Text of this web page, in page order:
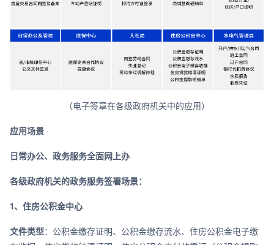
（电子签章在各级政府机关中的应用）
应用场景
日常办公、政务服务全面网上办
各级政府机关的政务服务签署场景：
1、住房公积金中心
文件类型：公积金缴存证明、公积金缴存流水、住房公积金电子缴